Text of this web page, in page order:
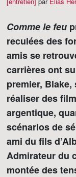
Comme le feu
reculées des
amis se
carrières ont
premier, Blake,
réaliser des
argentique,
scénarios de
ami du fils
Admirateur du
montée des